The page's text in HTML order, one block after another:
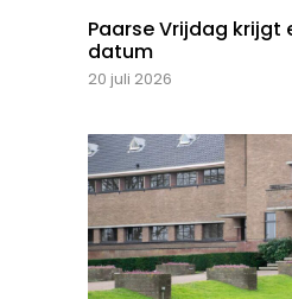
Paarse Vrijdag krijgt
datum
20 juli 2026